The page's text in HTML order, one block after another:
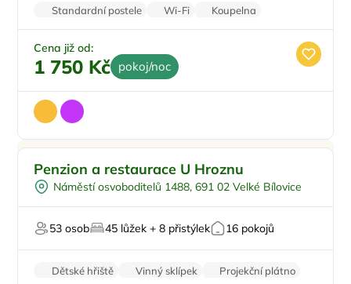
Standardní postele Wi-Fi
Koupelna
Rodinné pokoje
Parkování zdarma
Cena již od:
1 750 Kč pokoj/noc
Venkovní bazén
Vířivka
Restaurace
Penzion a restaurace U Hroznu
Náměstí osvoboditelů 1488, 691 02 Velké Bílovice
53 osob 45 lůžek + 8 přistýlek 16 pokojů
Dětské hřiště Vinný sklípek
Projekční plátno